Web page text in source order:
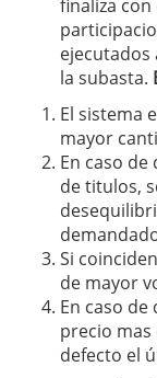
finaliza
la subasta.
El sistema
mayor
En caso
de titulos,
Si
de mayor
En caso de
precio mas
defecto el